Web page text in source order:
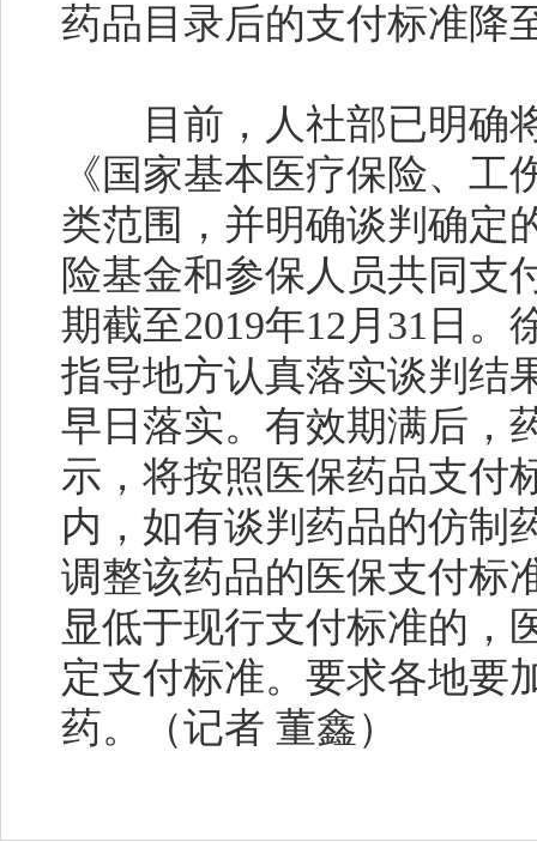
药品目录后的支付标准降
目前，人社部已明确将
《国家基本医疗保险、
类范围，并明确谈判确定
险基金和参保人员共同支
期截至2019年12月31日
指导地方认真落实谈判结
早日落实。有效期满后，
示，将按照医保药品支付
内，如有谈判药品的仿制
调整该药品的医保支付标
显低于现行支付标准的，
定支付标准。要求各地要
药。（记者 董鑫）